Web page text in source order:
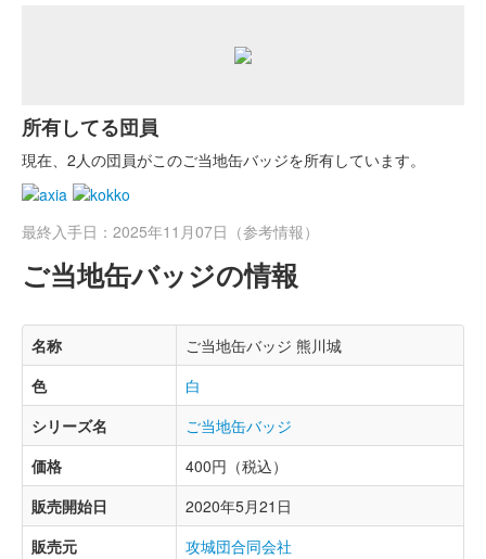
所有してる団員
現在、2人の団員がこのご当地缶バッジを所有しています。
最終入手日：2025年11月07日（参考情報）
ご当地缶バッジの情報
名称
ご当地缶バッジ 熊川城
色
白
シリーズ名
ご当地缶バッジ
価格
400円（税込）
販売開始日
2020年5月21日
販売元
攻城団合同会社